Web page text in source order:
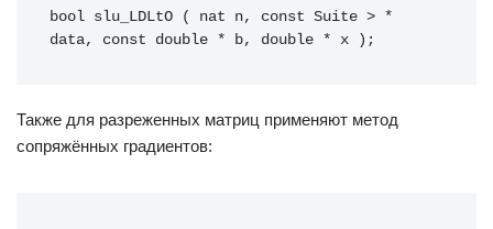
bool slu_LDLtO ( nat n, const Suite > *
data, const double * b, double * x );
Также для разреженных матриц применяют метод
сопряжённых градиентов: